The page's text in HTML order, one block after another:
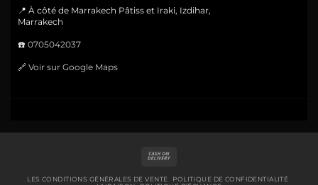
📍 À côté de Marrakech Pâtiss et Iraki, Izdihar,
Marrakech
☎️ 0705042037
🔗 Voir sur Google Maps
Delivery
LES CONDITIONS GÉNÉRALES DE VENTE
POLITIQUE DE CONFIDENTIALITÉ